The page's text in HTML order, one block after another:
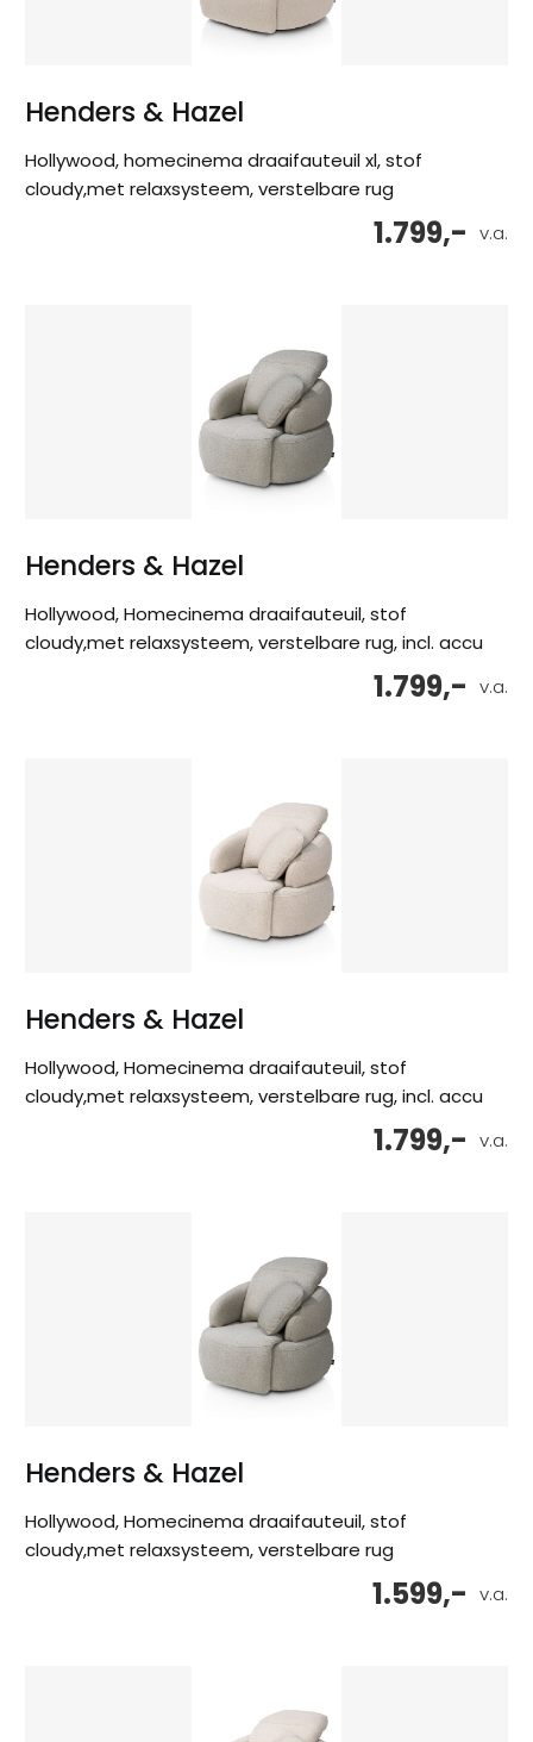
Henders & Hazel
Hollywood, homecinema draaifauteuil xl, stof
cloudy,met relaxsysteem, verstelbare rug
v.a.
1.799,-
Henders & Hazel
Hollywood, Homecinema draaifauteuil, stof
cloudy,met relaxsysteem, verstelbare rug, incl. accu
v.a.
1.799,-
Henders & Hazel
Hollywood, Homecinema draaifauteuil, stof
cloudy,met relaxsysteem, verstelbare rug, incl. accu
v.a.
1.799,-
Henders & Hazel
Hollywood, Homecinema draaifauteuil, stof
cloudy,met relaxsysteem, verstelbare rug
v.a.
1.599,-